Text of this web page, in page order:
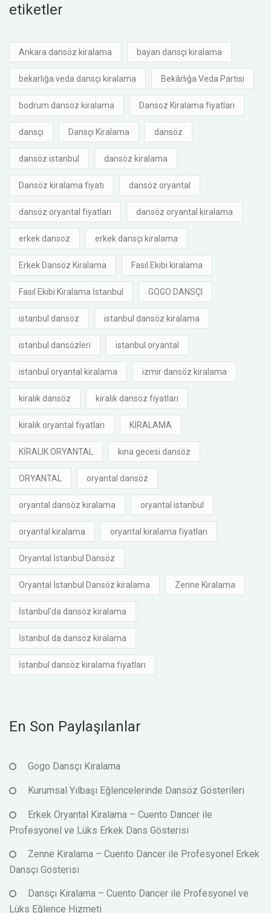
etiketler
Ankara dansöz kiralama bayan dansçı kiralama
bekarlığa veda dansçı kiralama Bekârlığa Veda Partisi
bodrum dansöz kiralama Dansoz Kiralama fiyatları
dansçı Dansçı Kiralama dansöz
dansöz istanbul dansöz kiralama
Dansöz kiralama fiyatı dansöz oryantal
dansöz oryantal fiyatları dansöz oryantal kiralama
erkek dansoz erkek dansçı kiralama
Erkek Dansöz Kiralama Fasıl Ekibi kiralama
Fasıl Ekibi Kiralama İstanbul GOGO DANSÇI
istanbul dansöz istanbul dansöz kiralama
istanbul dansözleri istanbul oryantal
istanbul oryantal kiralama izmir dansöz kiralama
kiralık dansöz kiralık dansöz fiyatları
kiralık oryantal fiyatları KİRALAMA
KİRALIK ORYANTAL kına gecesi dansöz
ORYANTAL oryantal dansöz
oryantal dansöz kiralama oryantal istanbul
oryantal kiralama oryantal kiralama fiyatları
Oryantal İstanbul Dansöz
Oryantal İstanbul Dansöz kiralama Zenne Kiralama
İstanbul'da dansöz kiralama
İstanbul da dansöz kiralama
İstanbul dansöz kiralama fiyatları
En Son Paylaşılanlar
Gogo Dansçı Kiralama
Kurumsal Yılbaşı Eğlencelerinde Dansöz Gösterileri
Erkek Oryantal Kiralama – Cuento Dancer ile
Profesyonel ve Lüks Erkek Dans Gösterisi
Zenne Kiralama – Cuento Dancer ile Profesyonel Erkek
Dansçı Gösterisi
Dansçı Kiralama – Cuento Dancer ile Profesyonel ve
Lüks Eğlence Hizmeti